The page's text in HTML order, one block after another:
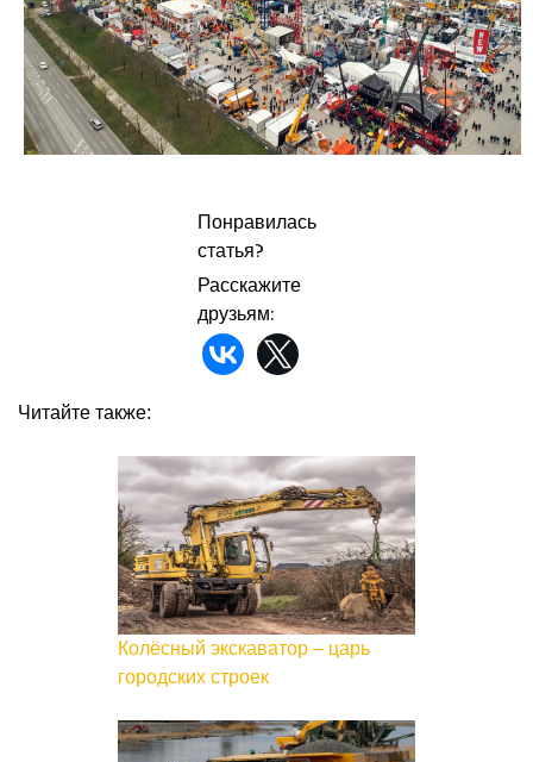
Понравилась
статья?
Расскажите
друзьям:
Читайте также:
Колёсный экскаватор – царь
городских строек